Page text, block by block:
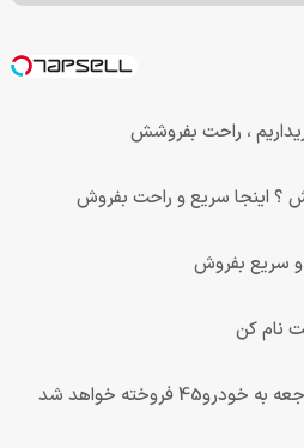
، راحت بفروشش
؟ اینجا سریع و راحت بفروش
فروخته خواهد شد